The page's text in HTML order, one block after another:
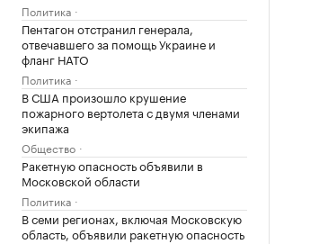
Политика
Пентагон отстранил генерала,
отвечавшего за помощь Украине и
фланг НАТО
Политика
В США произошло крушение
пожарного вертолета с двумя членами
экипажа
Общество
Ракетную опасность объявили в
Московской области
Политика
В семи регионах, включая Московскую
область, объявили ракетную опасность